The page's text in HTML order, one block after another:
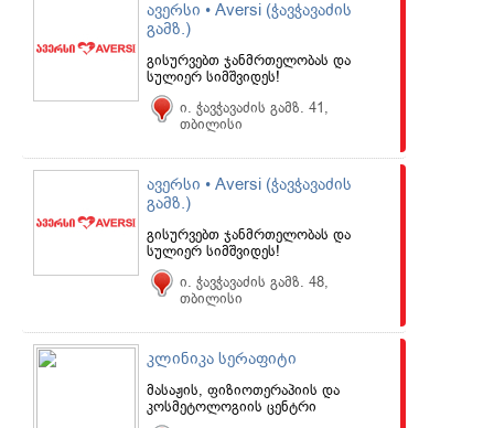
ავერსი • Aversi (ჭავჭავაძის
გამზ.)
გისურვებთ ჯანმრთელობას და
სულიერ სიმშვიდეს!
ი. ჭავჭავაძის გამზ. 41,
თბილისი
ავერსი • Aversi (ჭავჭავაძის
გამზ.)
გისურვებთ ჯანმრთელობას და
სულიერ სიმშვიდეს!
ი. ჭავჭავაძის გამზ. 48,
თბილისი
კლინიკა სერაფიტი
მასაჟის, ფიზიოთერაპიის და
კოსმეტოლოგიის ცენტრი